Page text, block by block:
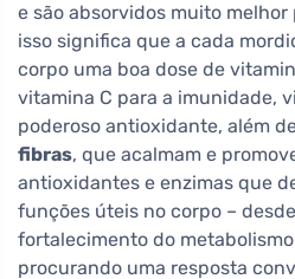
e são absorvidos muito melhor
isso significa que a cada
corpo uma boa dose de
vitamina C para a imunidade,
poderoso antioxidante, além
fibras, que acalmam e
antioxidantes e enzimas que
funções úteis no corpo –
fortalecimento do
procurando uma resposta